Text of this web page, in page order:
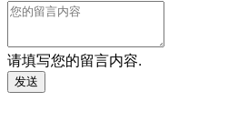
请填写您的留言内容.
发送